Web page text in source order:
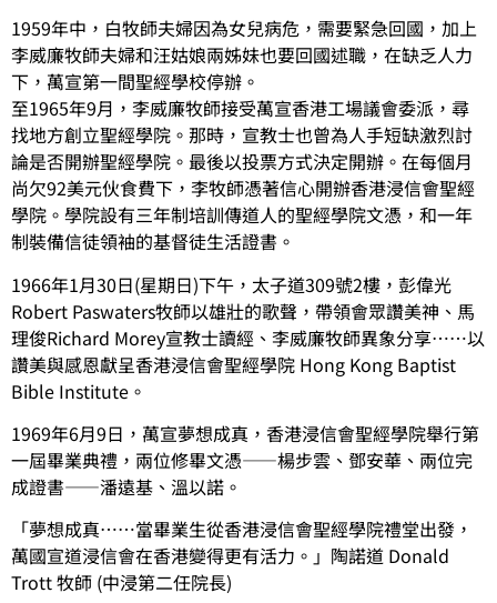
1959年中，白牧師夫婦因為女兒病危，需要緊急回國，加上
李威廉牧師夫婦和汪姑娘兩姊妹也要回國述職，在缺乏人力
下，萬宣第一間聖經學校停辦。
至1965年9月，李威廉牧師接受萬宣香港工場議會委派，尋
找地方創立聖經學院。那時，宣教士也曾為人手短缺激烈討
論是否開辦聖經學院。最後以投票方式決定開辦。在每個月
尚欠92美元伙食費下，李牧師憑著信心開辦香港浸信會聖經
學院。學院設有三年制培訓傳道人的聖經學院文憑，和一年
制裝備信徒領袖的基督徒生活證書。
1966年1月30日(星期日)下午，太子道309號2樓，彭偉光
Robert Paswaters牧師以雄壯的歌聲，帶領會眾讚美神、馬
理俊Richard Morey宣教士讀經、李威廉牧師異象分享……以
讚美與感恩獻呈香港浸信會聖經學院 Hong Kong Baptist
Bible Institute。
1969年6月9日，萬宣夢想成真，香港浸信會聖經學院舉行第
一屆畢業典禮，兩位修畢文憑——楊步雲、鄧安華、兩位完
成證書——潘遠基、溫以諾。
「夢想成真……當畢業生從香港浸信會聖經學院禮堂出發，
萬國宣道浸信會在香港變得更有活力。」陶諾道 Donald
Trott 牧師 (中浸第二任院長)